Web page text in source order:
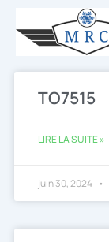
contenu
TO7515
LIRE LA SUITE »
juin 30, 2024